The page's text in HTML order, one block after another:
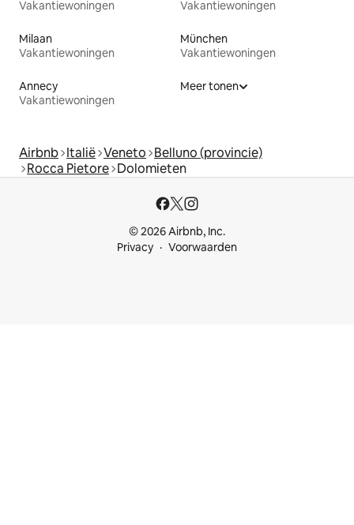
Vakantiewoningen Vakantiewoningen
Milaan
Vakantiewoningen
München
Vakantiewoningen
Annecy
Vakantiewoningen
Meer tonen
Airbnb Italië Veneto Belluno (provincie)
Rocca Pietore Dolomieten
© 2026 Airbnb, Inc.
Privacy
Voorwaarden